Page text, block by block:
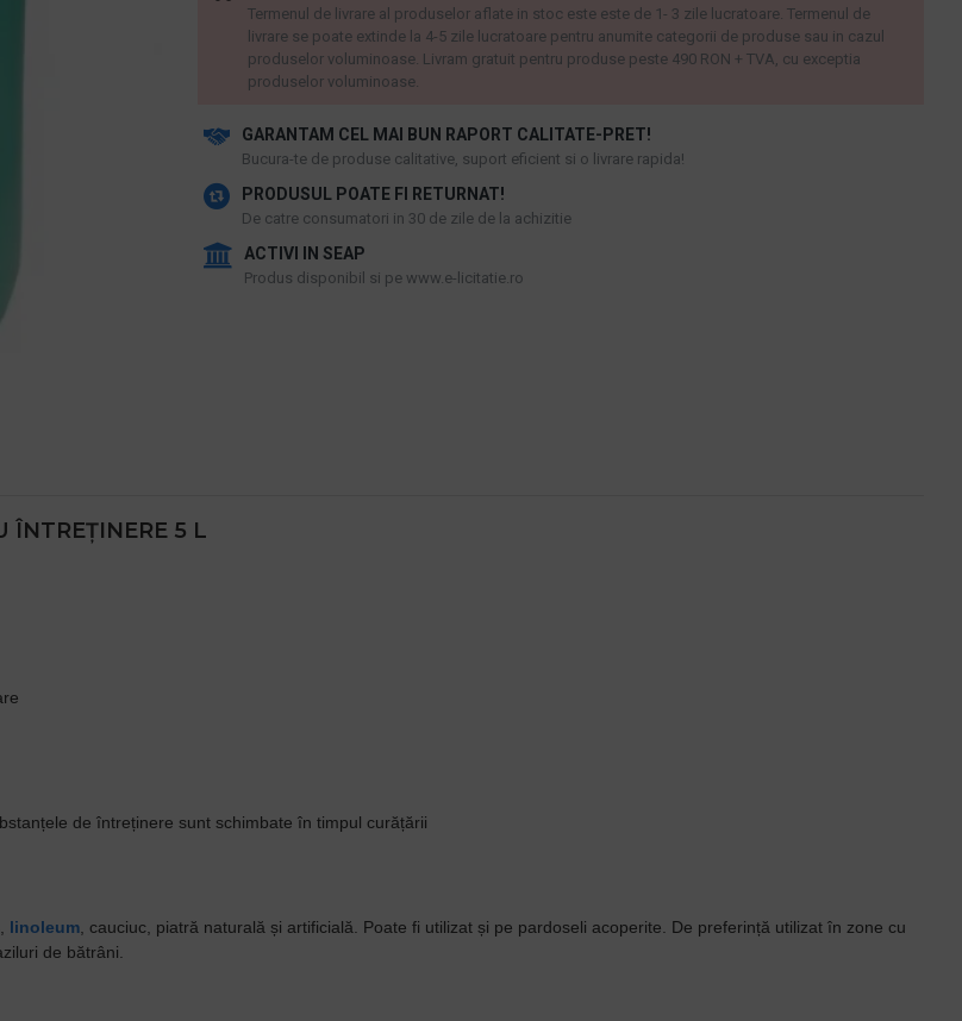
GARANTAM CEL MAI BUN RAPORT CALITATE-PRET!
​Bucura-te de produse calitative, suport eficient si o livrare rapida!
PRODUSUL POATE FI RETURNAT!
De catre consumatori in 30 de zile de la achizitie
ACTIVI IN SEAP
Produs disponibil si pe www.e-licitatie.ro
Termenul de livrare al produselor aflate in stoc este este de 1- 3 zile lucratoare. Termenul de
livrare se poate extinde la 4-5 zile lucratoare pentru anumite categorii de produse sau in cazul
produselor voluminoase. Livram gratuit pentru produse peste 490 RON + TVA, cu exceptia
produselor voluminoase.
ÎNTREȚINERE 5 L
de întreținere sunt schimbate în timpul curățării
linoleum , cauciuc, piatră naturală și artificială. Poate fi utilizat și pe pardoseli acoperite. De preferință utilizat în zone cu
de bătrâni.